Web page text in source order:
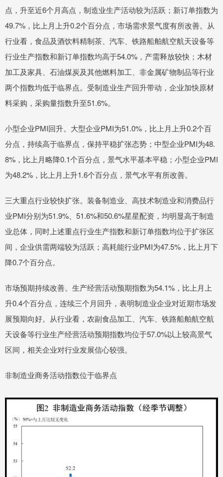
点，升至近6个月高点，制造业生产活动较为活跃；新订单指数为
49.7%，比上月上升0.2个百分点，市场需求景气度有所改善。从
行业看，食品及酒饮料精制茶、汽车、铁路船舶航空航天设备等
行业生产指数和新订单指数均高于54.0%，产需释放较快；木材
加工及家具、石油煤炭及其他燃料加工、非金属矿物制品等行业
两个指数均低于临界点。受制造业生产回升带动，企业加快原材
料采购，采购量指数升至51.6%。
小型企业PMI回升。大型企业PMI为51.0%，比上月上升0.2个百
分点，持续高于临界点，保持平稳扩张态势；中型企业PMI为48.
8%，比上月略降0.1个百分点，景气水平基本平稳；小型企业PMI
为48.2%，比上月上升1.6个百分点，景气水平有所改善。
三大重点行业较快扩张。装备制造业、高技术制造业和消费品行
业PMI分别为51.9%、51.6%和50.6%星星配资，均明显高于制造
业总体，同时上述重点行业生产指数和新订单指数均位于扩张区
间，企业供需两端较为活跃；高耗能行业PMI为47.5%，比上月下
降0.7个百分点。
市场预期持续改善。生产经营活动预期指数为54.1%，比上月上
升0.4个百分点，连续三个月回升，表明制造业企业对近期市场发
展预期向好。从行业看，农副食品加工、汽车、铁路船舶航空航
天设备等行业生产经营活动预期指数均位于57.0%以上较高景气
区间，相关企业对行业发展信心较强。
非制造业商务活动指数位于临界点